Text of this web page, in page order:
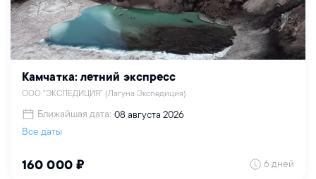
Камчатка: летний экспресс
ООО "ЭКСПЕДИЦИЯ" (Лагуна Экспедиция)
Ближайшая дата: 08 августа 2026
Все даты
160 000 ₽ 6 дней